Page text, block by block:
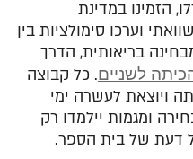
הזמינו במדינת
וערכו סימולציות בין
בריאותית, הדרך
לשניים. כל קבוצה
ויוצאת לעשרה ימי
ומגמות יילמדו רק
דעת של בית הספר.